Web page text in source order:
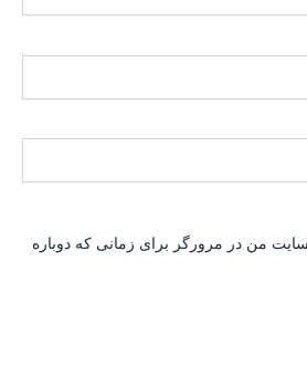
من در مرورگر برای زمانی که دوباره